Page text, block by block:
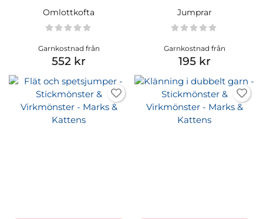
Omlottkofta
Garnkostnad från
552 kr
Jumprar
Garnkostnad från
195 kr